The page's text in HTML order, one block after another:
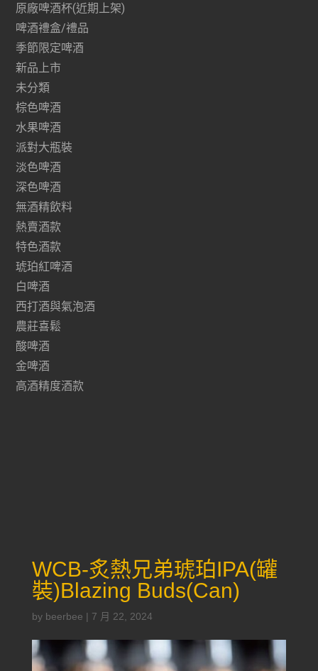
原廠啤酒杯(近期上架)
啤酒禮盒/禮品
季節限定啤酒
新品上市
未分類
棕色啤酒
水果啤酒
派對大瓶裝
淡色啤酒
深色啤酒
無酒精飲料
熱賣酒款
特色酒款
琥珀紅啤酒
白啤酒
西打酒與氣泡酒
農莊喜鬆
酸啤酒
金啤酒
高酒精度酒款
WCB-炙熱兄弟琥珀IPA(罐
裝)Blazing Buds(Can)
by beerbee | 7 月 22, 2024